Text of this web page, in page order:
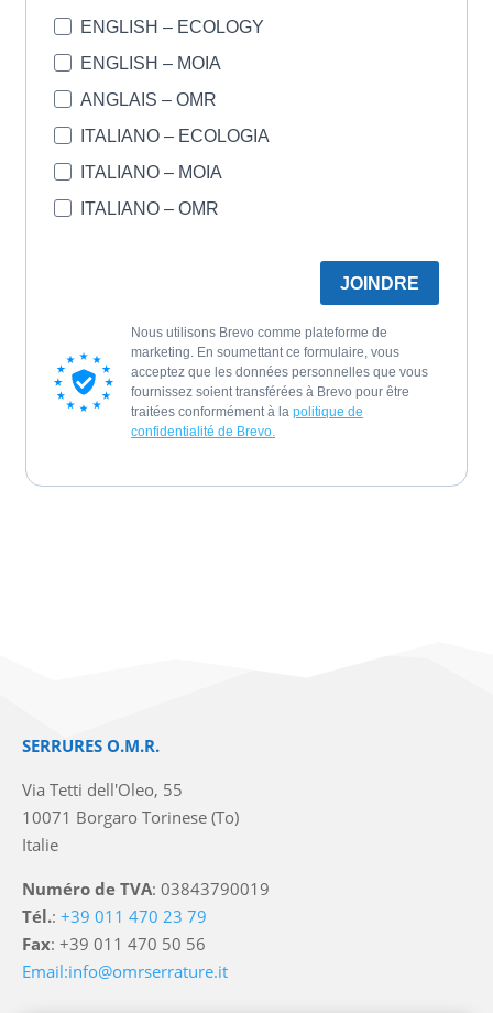
ENGLISH – ECOLOGY
ENGLISH – MOIA
ANGLAIS – OMR
ITALIANO – ECOLOGIA
ITALIANO – MOIA
ITALIANO – OMR
JOINDRE
Nous utilisons Brevo comme plateforme de
marketing. En soumettant ce formulaire, vous
acceptez que les données personnelles que vous
fournissez soient transférées à Brevo pour être
traitées conformément à lapolitique de
confidentialité de Brevo.
SERRURES O.M.R.
Via Tetti dell'Oleo, 55
10071 Borgaro Torinese (To)
Italie
Numéro de TVA: 03843790019
Tél.:+39 011 470 23 79
Fax: +39 011 470 50 56
Email:info@omrserrature.it